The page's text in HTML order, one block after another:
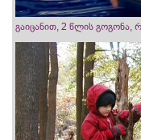
გაიცანით, 2 წლის გოგონა,